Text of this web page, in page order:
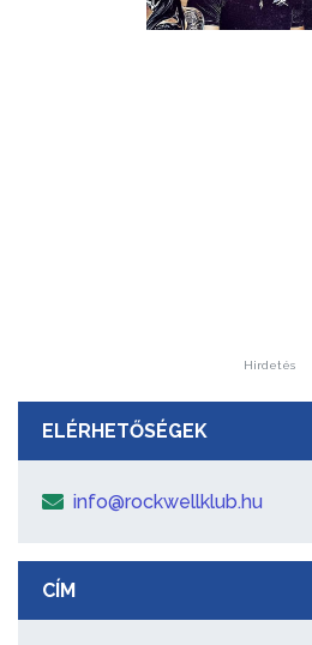
Hirdetés
ELÉRHETŐSÉGEK
info@rockwellklub.hu
CÍM